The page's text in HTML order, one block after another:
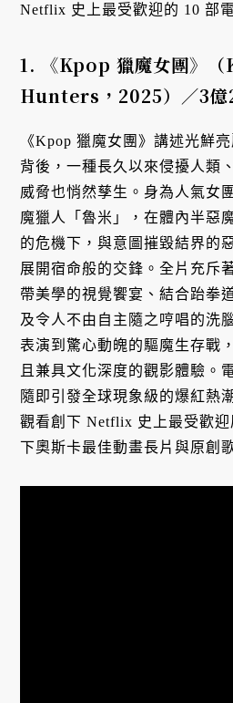
Netflix 史上最受歡迎的 10 部
1. 《Kpop獵魔女團》
Hunters ，2025）／3
《Kpop 獵魔女團》講述光鮮
背後，一種長久以來侵擾人類
威脅也悄然孳生。身為人氣女
魔獵人「魯米」，在體內半惡
的危機下，與意圖摧毀結界的
展開宿命般的交鋒。全片充斥
帶美學的視覺饗宴、結合跆拳
及令人不由自主隨之哼唱的洗
表演到驚心動魄的驅魔生存戰
且兼具文化深度的觀影體驗。
隨即引發全球現象級的爆紅熱
觀看創下 Netflix 史上最受歡
下奧斯卡最佳動畫長片與原創